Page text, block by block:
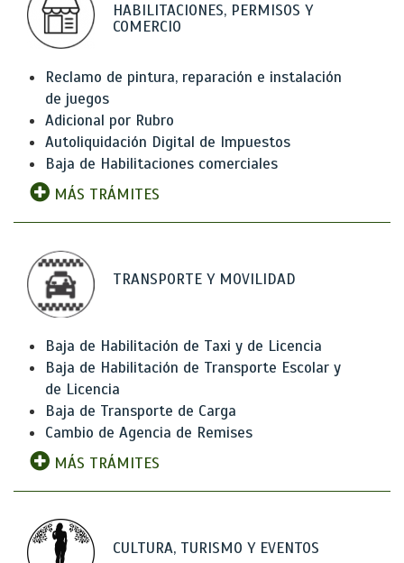
HABILITACIONES, PERMISOS Y
COMERCIO
Reclamo de pintura, reparación e instalación
de juegos
Adicional por Rubro
Autoliquidación Digital de Impuestos
Baja de Habilitaciones comerciales
MÁS TRÁMITES
TRANSPORTE Y MOVILIDAD
Baja de Habilitación de Taxi y de Licencia
Baja de Habilitación de Transporte Escolar y
de Licencia
Baja de Transporte de Carga
Cambio de Agencia de Remises
MÁS TRÁMITES
CULTURA, TURISMO Y EVENTOS